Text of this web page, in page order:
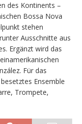
des Kontinents –
Bossa Nova
stehen
Ausschnitte aus
Ergänzt wird das
Für das
Ensemble
Trompete,